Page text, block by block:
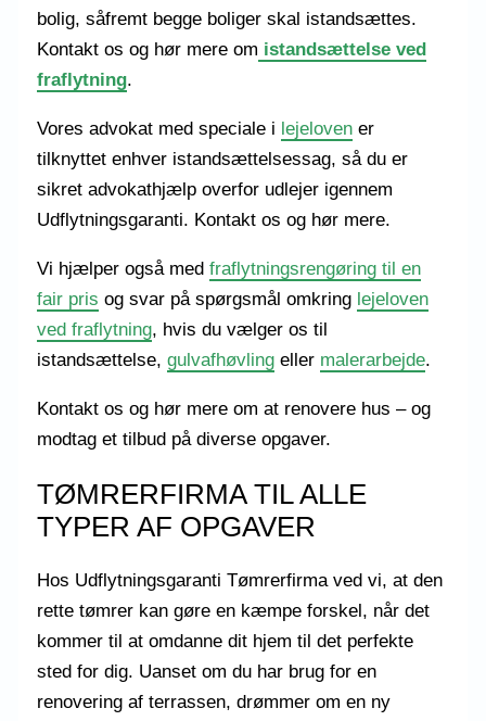
bolig, såfremt begge boliger skal istandsættes.
Kontakt os og hør mere om istandsættelse ved
fraflytning.
Vores advokat med speciale i lejeloven er
tilknyttet enhver istandsættelsessag, så du er
sikret advokathjælp overfor udlejer igennem
Udflytningsgaranti. Kontakt os og hør mere.
Vi hjælper også medfraflytningsrengøring til en
fair pris og svar på spørgsmål omkring lejeloven
ved fraflytning, hvis du vælger os til
istandsættelse,gulvafhøvling eller malerarbejde.
Kontakt os og hør mere om at renovere hus – og
modtag et tilbud på diverse opgaver.
TØMRERFIRMA TIL ALLE
TYPER AF OPGAVER
Hos Udflytningsgaranti Tømrerfirma ved vi, at den
rette tømrer kan gøre en kæmpe forskel, når det
kommer til at omdanne dit hjem til det perfekte
sted for dig. Uanset om du har brug for en
renovering af terrassen, drømmer om en ny